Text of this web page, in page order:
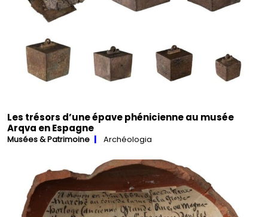
Les trésors d’une épave phénicienne au musée
Arqva en Espagne
Musées & Patrimoine Archéologia